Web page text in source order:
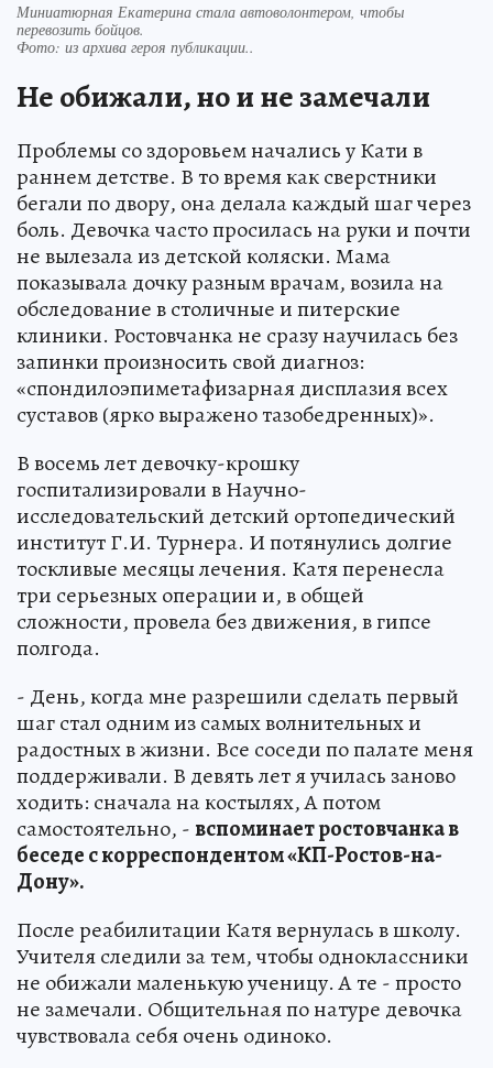
Миниатюрная Екатерина стала автоволонтером, чтобы
перевозить бойцов.
Фото: из архива героя публикации..
Не обижали, но и не замечали
Проблемы со здоровьем начались у Кати в
раннем детстве. В то время как сверстники
бегали по двору, она делала каждый шаг через
боль. Девочка часто просилась на руки и почти
не вылезала из детской коляски. Мама
показывала дочку разным врачам, возила на
обследование в столичные и питерские
клиники. Ростовчанка не сразу научилась без
запинки произносить свой диагноз:
«спондилоэпиметафизарная дисплазия всех
суставов (ярко выражено тазобедренных)».
В восемь лет девочку-крошку
госпитализировали в Научно-
исследовательский детский ортопедический
институт Г.И. Турнера. И потянулись долгие
тоскливые месяцы лечения. Катя перенесла
три серьезных операции и, в общей
сложности, провела без движения, в гипсе
полгода.
- День, когда мне разрешили сделать первый
шаг стал одним из самых волнительных и
радостных в жизни. Все соседи по палате меня
поддерживали. В девять лет я училась заново
ходить: сначала на костылях, А потом
самостоятельно, -вспоминает ростовчанка в
беседе с корреспондентом «КП-Ростов-на-
Дону».
После реабилитации Катя вернулась в школу.
Учителя следили за тем, чтобы одноклассники
не обижали маленькую ученицу. А те - просто
не замечали. Общительная по натуре девочка
чувствовала себя очень одиноко.